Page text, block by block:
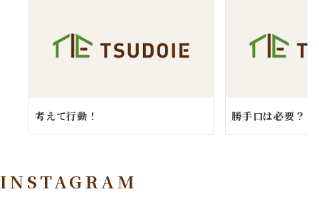
考えて行動！ 勝手口は必要？
INSTAGRAM